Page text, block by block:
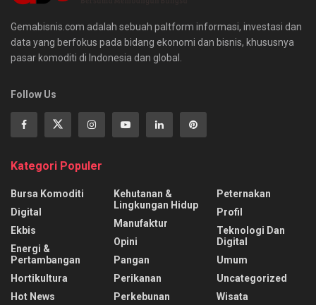
Gemabisnis.com adalah sebuah paltform informasi, investasi dan
data yang berfokus pada bidang ekonomi dan bisnis, khususnya
pasar komoditi di Indonesia dan global.
Follow Us
Kategori Populer
Bursa Komoditi
Digital
Ekbis
Energi &
Pertambangan
Hortikultura
Hot News
Kehutanan &
Lingkungan Hidup
Manufaktur
Opini
Pangan
Perikanan
Perkebunan
Peternakan
Profil
Teknologi Dan
Digital
Umum
Uncategorized
Wisata